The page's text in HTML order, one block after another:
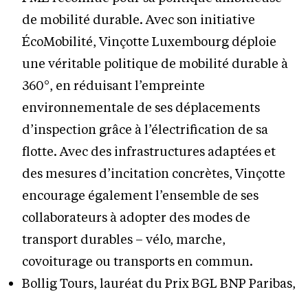
de mobilité durable. Avec son initiative
ÉcoMobilité, Vinçotte Luxembourg déploie
une véritable politique de mobilité durable à
360°, en réduisant l’empreinte
environnementale de ses déplacements
d’inspection grâce à l’électrification de sa
flotte. Avec des infrastructures adaptées et
des mesures d’incitation concrètes, Vinçotte
encourage également l’ensemble de ses
collaborateurs à adopter des modes de
transport durables – vélo, marche,
covoiturage ou transports en commun.
Bollig Tours, lauréat du Prix BGL BNP Paribas,